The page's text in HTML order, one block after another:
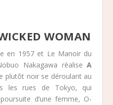
WOMAN
en 1957 et Le Manoir du
Nakagawa réaliseA
plutôt noir se déroulant au
les rues de Tokyo, qui
d’une femme, O-